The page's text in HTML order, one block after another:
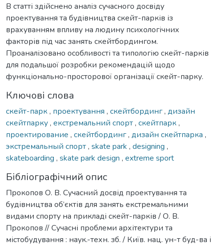
В статті здійснено аналіз сучасного досвіду
проектування та будівництва скейт-парків із
врахуванням впливу на людину психологічних
факторів під час занять скейтбордингом.
Проаналізовано особливості та типологію скейт-парків
для подальшої розробки рекомендацій щодо
функціонально-просторової організації скейт-парку.
Ключові слова
скейт-парк, проектування , скейтбординг, дизайн
скейтпарку, екстремальний спорт, скейтпарк,
проектирование , скейтбординг, дизайн скейтпарка ,
экстремальный спорт, skate park , designing ,
skateboarding , skate park design , extreme sport
Бібліографічний опис
Прокопов О. В. Сучасний досвід проектування та
будівництва об’єктів для занять екстремальними
видами спорту на прикладі скейт-парків / О. В.
Прокопов // Сучасні проблеми архітектури та
містобудування : наук.-техн. зб. / Київ. нац. ун-т буд-ва і